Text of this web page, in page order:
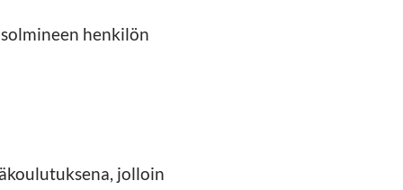
henkilön
jolloin